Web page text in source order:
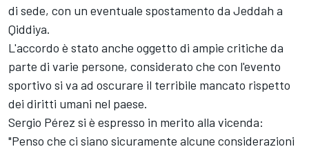
di sede, con un eventuale spostamento da Jeddah a
Qiddiya.
L'accordo è stato anche oggetto di ampie critiche da
parte di varie persone, considerato che con l'evento
sportivo si va ad oscurare il terribile mancato rispetto
dei diritti umani nel paese.
Sergio Pérez si è espresso in merito alla vicenda:
"Penso che ci siano sicuramente alcune considerazioni